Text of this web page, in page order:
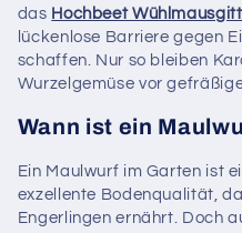
das Hochbeet
lückenlose Barriere gegen
schaffen. Nur so bleiben
Wurzelgemüse vor
Wann ist ein
Ein Maulwurf im Garten ist
exzellente Bodenqualität,
Engerlingen ernährt. Doch